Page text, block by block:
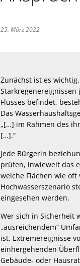
25. März 2022
Zunächst ist es
Flusses befindet,
Das
„[…] im Rahmen des
[…].“
Jede Bürgerin
prüfen, inwieweit das
welche Flächen wie
Hochwasserszenario
eingesehen werden.
Wer sich in Sicherheit
„ausreichendem“
ist. Extremereignisse
einhergehenden
Gebäude- oder